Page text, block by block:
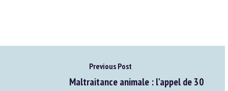
Previous Post
Maltraitance animale : l'appel de 30